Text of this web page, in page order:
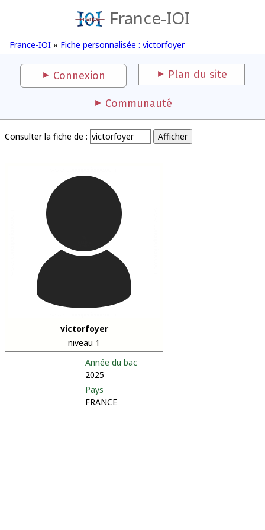
France-IOI
France-IOI » Fiche personnalisée : victorfoyer
Connexion Plan du site
Communauté
Consulter la fiche de :
victorfoyer
niveau 1
Année du bac
2025
Pays
FRANCE